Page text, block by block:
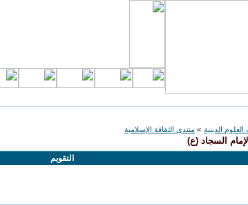
العلوم الدينية > منتدى الثقافة الإسلامية
السجاد (ع)
التقويم